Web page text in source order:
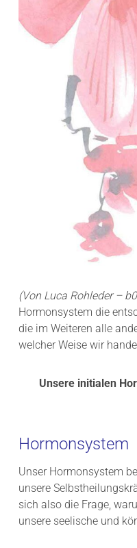
(Von Luca Rohleder –
Hormonsystem die
die im Weiteren alle
welcher Weise wir
Unsere initialen
Hormonsystem
Unser Hormonsystem
unsere
sich also die Frage,
unsere seelische und